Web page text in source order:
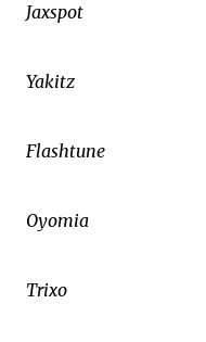
Jaxspot
Yakitz
Flashtune
Oyomia
Trixo